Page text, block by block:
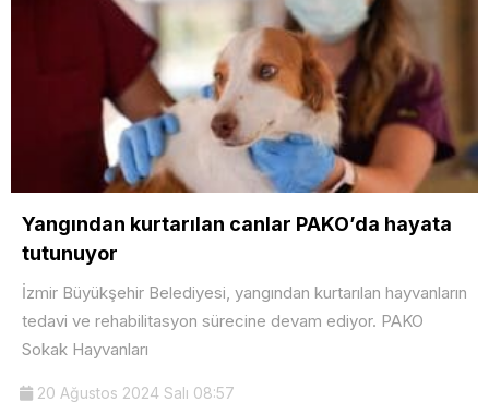
Yangından kurtarılan canlar PAKO’da hayata
tutunuyor
İzmir Büyükşehir Belediyesi, yangından kurtarılan hayvanların
tedavi ve rehabilitasyon sürecine devam ediyor. PAKO
Sokak Hayvanları
20 Ağustos 2024 Salı 08:57